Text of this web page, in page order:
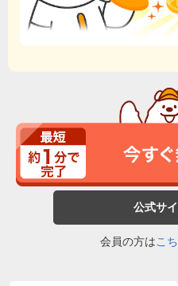
公式サ
会員の方はこ